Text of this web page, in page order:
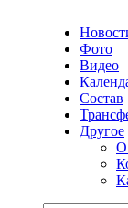
Фото
Видео
Состав
Другое
О